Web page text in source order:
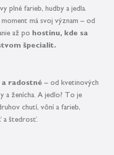
plné farieb, hudby a jedla.
moment má svoj význam – od
až po hostinu, kde sa
špecialít.
radostné – od kvetinových
a ženícha. A jedlo? To je
chutí, vôní a farieb,
a štedrosť.